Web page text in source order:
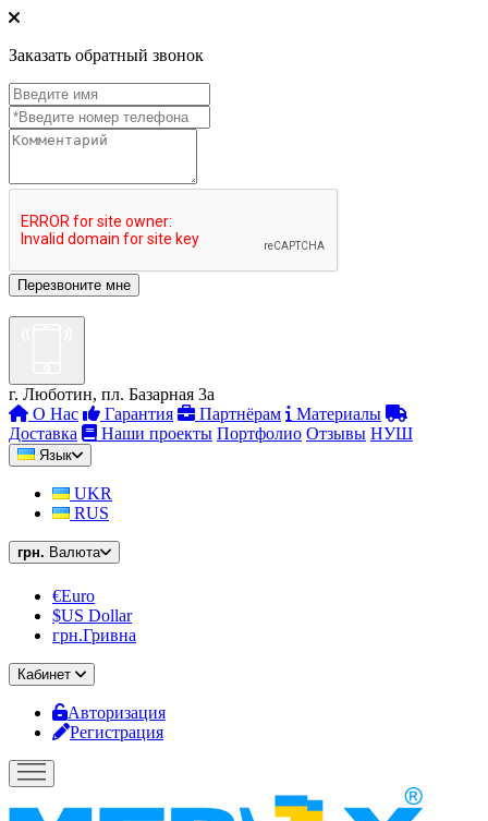
Заказать обратный звонок
г. Люботин, пл. Базарная 3а
О Нас
Гарантия Партнёрам
Материалы
Доставка
Наши проекты Портфолио Отзывы НУШ
Язык
UKR
RUS
грн. Валюта
€Euro
$US Dollar
грн.Гривна
Кабинет
Авторизация
Регистрация